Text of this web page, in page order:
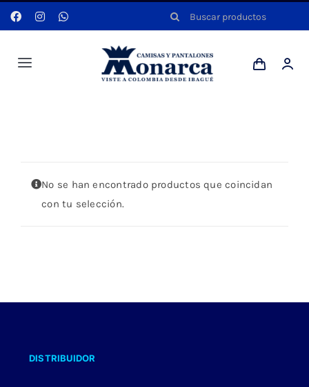
Saltar
al
Buscar:
Toggle
Dotaciones
No se han encontrado productos que coincidan
con tu selección.
DISTRIBUIDOR